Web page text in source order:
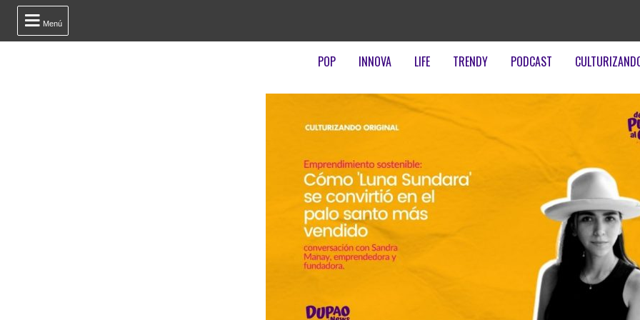
 Menú
POP INNOVA LIFE TRENDY PODCAST